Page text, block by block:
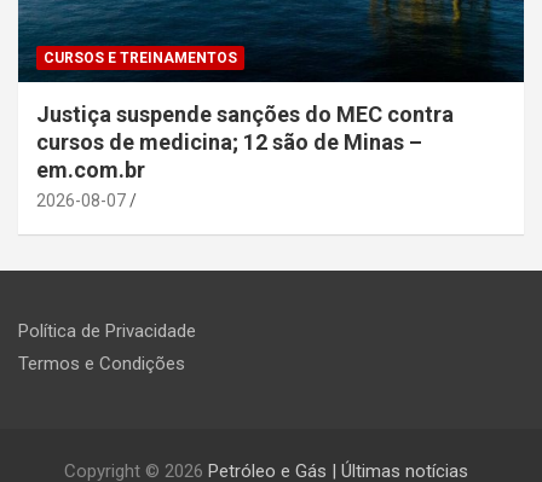
CURSOS E TREINAMENTOS
Justiça suspende sanções do MEC contra
cursos de medicina; 12 são de Minas –
em.com.br
2026-08-07
Política de Privacidade
Termos e Condições
Copyright © 2026 Petróleo e Gás | Últimas notícias